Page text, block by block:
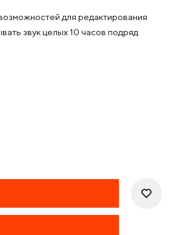
для редактирования
звук целых 10 часов подряд